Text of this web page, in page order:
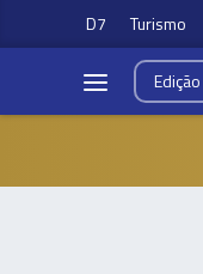
D7 Turismo
Edição